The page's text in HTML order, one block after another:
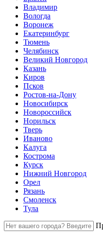
Владимир
Вологда
Воронеж
Екатеринбург
Тюмень
Челябинск
Великий Новгород
Казань
Киров
Псков
Ростов-на-Дону
Новосибирск
Новороссийск
Норильск
Тверь
Иваново
Калуга
Кострома
Курск
Нижний Новгород
Орел
Рязань
Смоленск
Тула